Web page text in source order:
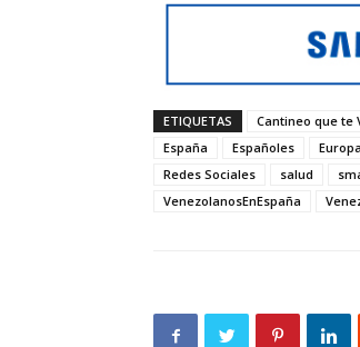
ETIQUETAS Cantineo que te
España
Españoles Europa
Redes Sociales
salud
VenezolanosEnEspaña